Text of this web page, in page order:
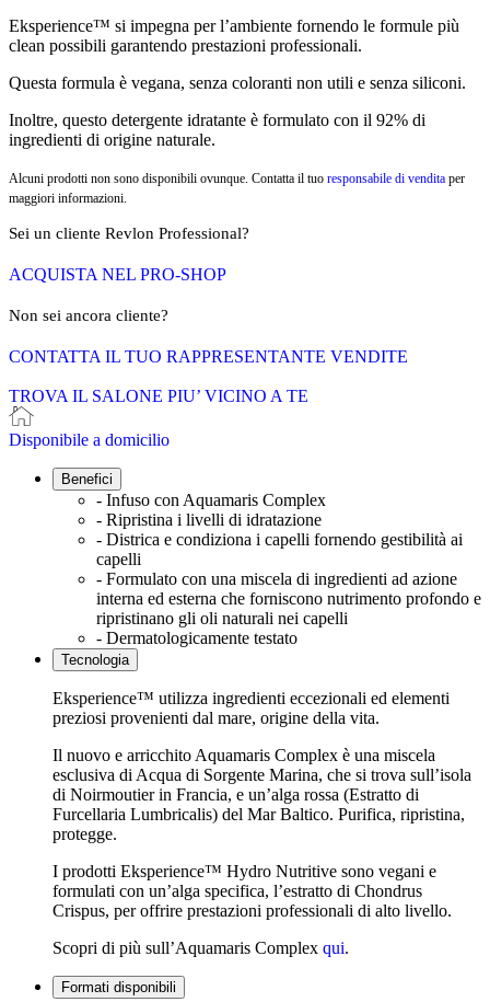
Eksperience™ si impegna per l’ambiente fornendo le formule più
clean possibili garantendo prestazioni professionali.
Questa formula è vegana, senza coloranti non utili e senza siliconi.
Inoltre, questo detergente idratante è formulato con il 92% di
ingredienti di origine naturale.
Alcuni prodotti non sono disponibili ovunque. Contatta il tuo responsabile di vendita per
maggiori informazioni.
Sei un cliente Revlon Professional?
ACQUISTA NEL PRO-SHOP
Non sei ancora cliente?
CONTATTA IL TUO RAPPRESENTANTE VENDITE
TROVA IL SALONE PIU’ VICINO A TE
Disponibile a domicilio
Benefici
- Infuso con Aquamaris Complex
- Ripristina i livelli di idratazione
- Districa e condiziona i capelli fornendo gestibilità ai
capelli
- Formulato con una miscela di ingredienti ad azione
interna ed esterna che forniscono nutrimento profondo e
ripristinano gli oli naturali nei capelli
- Dermatologicamente testato
Tecnologia
Eksperience™ utilizza ingredienti eccezionali ed elementi
preziosi provenienti dal mare, origine della vita.
Il nuovo e arricchito Aquamaris Complex è una miscela
esclusiva di Acqua di Sorgente Marina, che si trova sull’isola
di Noirmoutier in Francia, e un’alga rossa (Estratto di
Furcellaria Lumbricalis) del Mar Baltico. Purifica, ripristina,
protegge.
I prodotti Eksperience™ Hydro Nutritive sono vegani e
formulati con un’alga specifica, l’estratto di Chondrus
Crispus, per offrire prestazioni professionali di alto livello.
Scopri di più sull’Aquamaris Complex qui.
Formati disponibili